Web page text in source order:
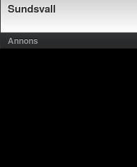
Sundsvall
Annons